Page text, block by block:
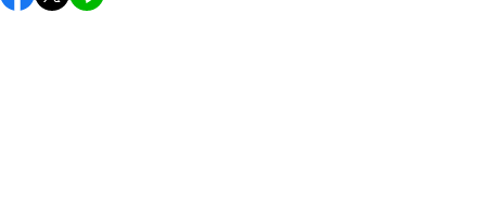
し上がりください。